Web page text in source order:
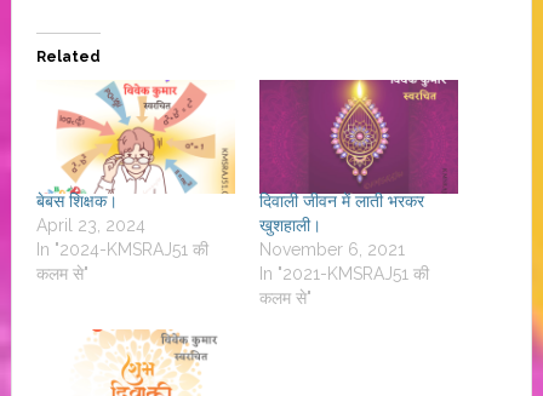
Related
बेबस शिक्षक।
April 23, 2024
In "2024-KMSRAJ51 की
कलम से"
दिवाली जीवन में लाती भरकर
खुशहाली।
November 6, 2021
In "2021-KMSRAJ51 की
कलम से"